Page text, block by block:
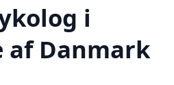
i
af Danmark